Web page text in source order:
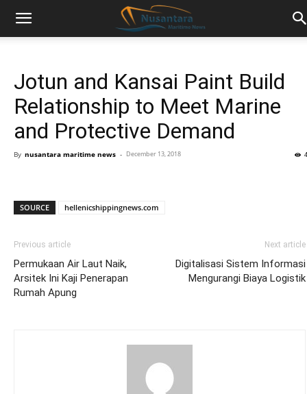
Jotun and Kansai Paint Build
Relationship to Meet Marine
and Protective Demand
By nusantara maritime news - December 13, 2018
SOURCE hellenicshippingnews.com
Previous article
Permukaan Air Laut Naik,
Arsitek Ini Kaji Penerapan
Rumah Apung
Next article
Digitalisasi Sistem Informasi
Mengurangi Biaya Logistik